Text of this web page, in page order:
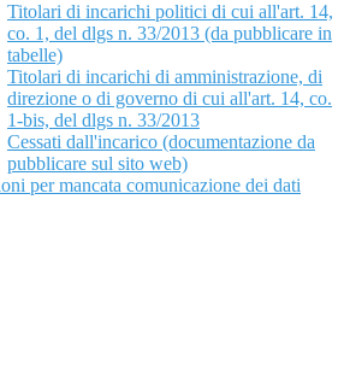
Titolari di incarichi politici di cui all'art. 14,
co. 1, del dlgs n. 33/2013 (da pubblicare in
tabelle)
Titolari di incarichi di amministrazione, di
direzione o di governo di cui all'art. 14, co.
1-bis, del dlgs n. 33/2013
Cessati dall'incarico (documentazione da
pubblicare sul sito web)
per mancata comunicazione dei dati